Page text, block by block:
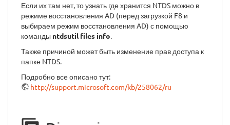
Если их там нет, то узнать где хранится NTDS можно в
режиме восстановления AD (перед загрузкой F8 и
выбираем режим восстановления AD) с помощью
команды ntdsutil files info.
Также причиной может быть изменение прав доступа к
папке NTDS.
Подробно все описано тут:
http://support.microsoft.com/kb/258062/ru